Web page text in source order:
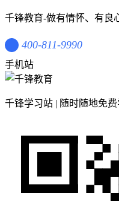
千锋教育-做有情怀、有良
400-811-9990
手机站
千锋学习站 | 随时随地免费